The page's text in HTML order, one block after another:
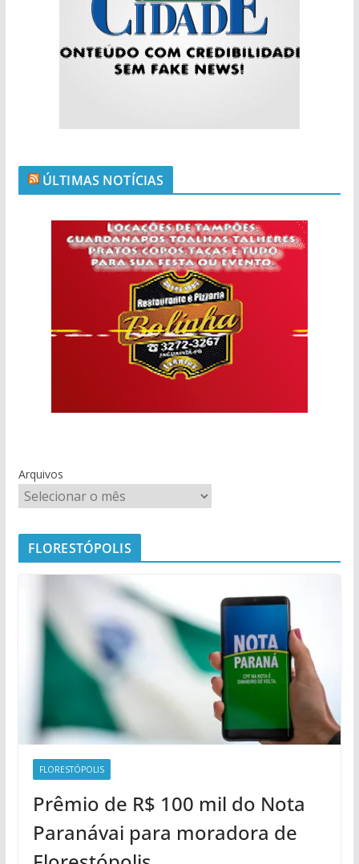
ÚLTIMAS NOTÍCIAS
Arquivos
FLORESTÓPOLIS
FLORESTÓPOLIS
Prêmio de R$ 100 mil do Nota
Paranávai para moradora de